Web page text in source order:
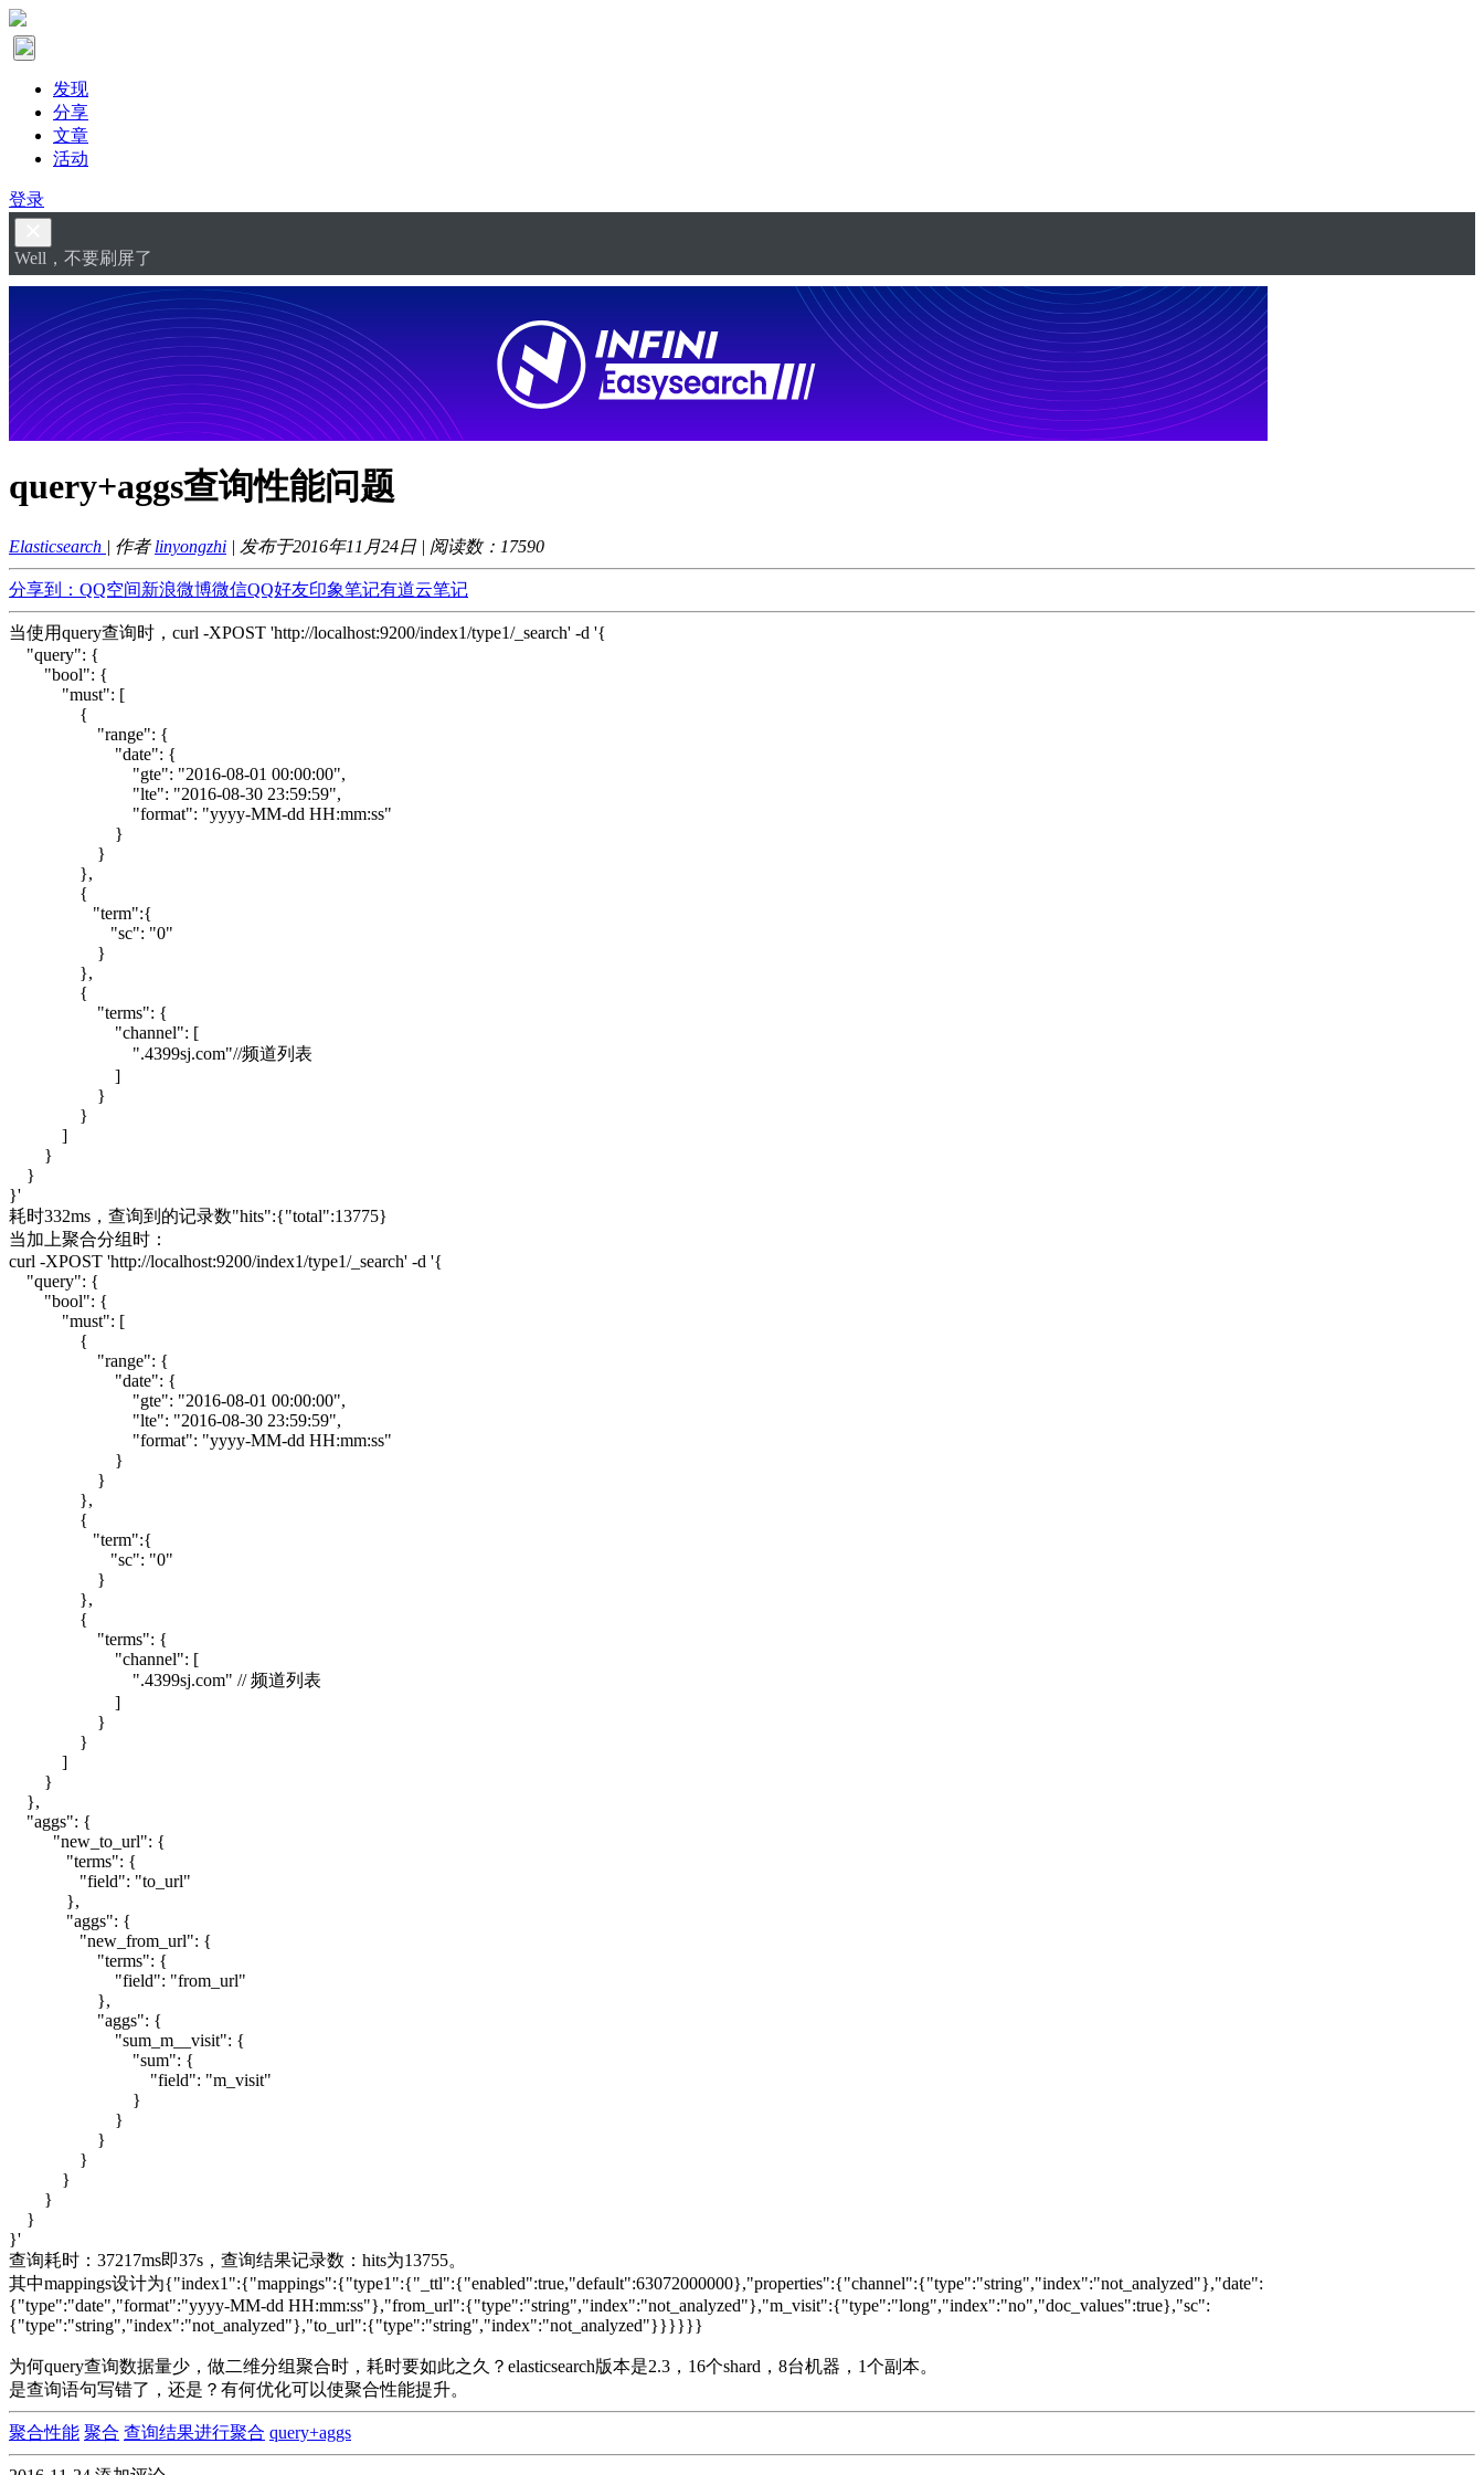
发现
分享
文章
活动
登录
Well，不要刷屏了
query+aggs查询性能问题
Elasticsearch | 作者linyongzhi | 发布于2016年11月24日 | 阅读数： 17590
分享到： QQ空间新浪微博微信QQ好友印象笔记有道云笔记
当使用query查询时，curl -XPOST 'http://localhost:9200/index1/type1/_search' -d '{
"query": {
"bool": {
"must": [
{
"range": {
"date": {
"gte": "2016-08-01 00:00:00",
"lte": "2016-08-30 23:59:59",
"format": "yyyy-MM-dd HH:mm:ss"
}
}
},
{
"term":{
"sc": "0"
}
},
{
"terms": {
"channel": [
".4399sj.com"//频道列表
]
}
}
]
}
}
}'
耗时332ms，查询到的记录数"hits":{"total":13775}
当加上聚合分组时：
curl -XPOST 'http://localhost:9200/index1/type1/_search' -d '{
"query": {
"bool": {
"must": [
{
"range": {
"date": {
"gte": "2016-08-01 00:00:00",
"lte": "2016-08-30 23:59:59",
"format": "yyyy-MM-dd HH:mm:ss"
}
}
},
{
"term":{
"sc": "0"
}
},
{
"terms": {
"channel": [
".4399sj.com" // 频道列表
]
}
}
]
}
},
"aggs": {
"new_to_url": {
"terms": {
"field": "to_url"
},
"aggs": {
"new_from_url": {
"terms": {
"field": "from_url"
},
"aggs": {
"sum_m__visit": {
"sum": {
"field": "m_visit"
}
}
}
}
}
}
}
}'
查询耗时：37217ms即37s，查询结果记录数：hits为13755。
其中mappings设计为{"index1":{"mappings":{"type1":{"_ttl":{"enabled":true,"default":63072000000},"properties":{"channel":{"type":"string","index":"not_analyzed"},"date":
{"type":"date","format":"yyyy-MM-dd HH:mm:ss"},"from_url":{"type":"string","index":"not_analyzed"},"m_visit":{"type":"long","index":"no","doc_values":true},"sc":
{"type":"string","index":"not_analyzed"},"to_url":{"type":"string","index":"not_analyzed"}}}}}}
为何query查询数据量少，做二维分组聚合时，耗时要如此之久？elasticsearch版本是2.3，16个shard，8台机器，1个副本。
是查询语句写错了，还是？有何优化可以使聚合性能提升。
聚合性能 聚合 查询结果进行聚合 query+aggs